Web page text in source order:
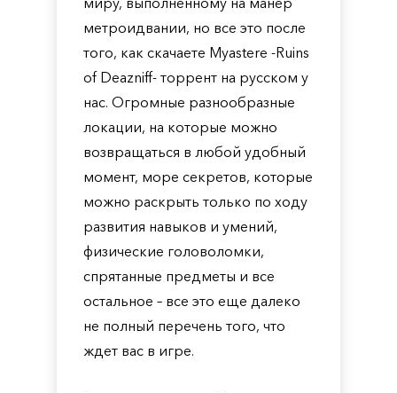
метроидвании, но все это после
того, как скачаете Myastere -Ruins
of Deazniff- торрент на русском у
нас. Огромные разнообразные
локации, на которые можно
возвращаться в любой удобный
момент, море секретов, которые
можно раскрыть только по ходу
развития навыков и умений,
физические головоломки,
спрятанные предметы и все
остальное – все это еще далеко
не полный перечень того, что
ждет вас в игре.